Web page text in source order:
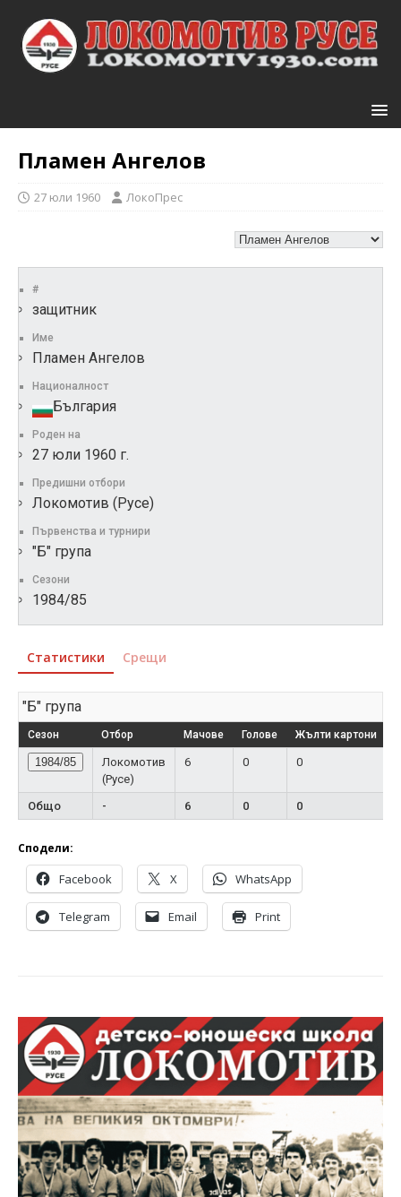
Пламен Ангелов
27 юли 1960 ЛокоПрес
#
защитник
Име
Пламен Ангелов
Националност
България
Роден на
27 юли 1960 г.
Предишни отбори
Локомотив (Русе)
Първенства и турнири
"Б" група
Сезони
1984/85
Статистики Срещи
"Б" група
Сезон Отбор Мачове Голове Жълти картони
1984/85
Локомотив
(Русе)
6 0 0
Общо - 6 0 0
Сподели:
Facebook X WhatsApp
Telegram Email Print